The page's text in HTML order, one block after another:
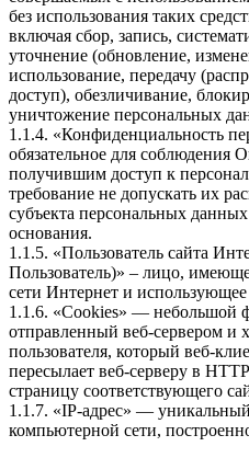
без использования таких
включая сбор, запись,
уточнение (обновление,
использование, передачу
доступ), обезличивание,
уничтожение персональных
1.1.4. «Конфиденциальность
обязательное для соблюдения
получившим доступ к
требование не допускать их
субъекта персональных
основания.
1.1.5. «Пользователь сайта
Пользователь)» – лицо,
сети Интернет и
1.1.6. «Cookies» — небольшой
отправленный веб-сервером и
пользователя, который веб-
пересылает веб-серверу в
страницу соответствующего
1.1.7. «IP-адрес» — уникальный
компьютерной сети,